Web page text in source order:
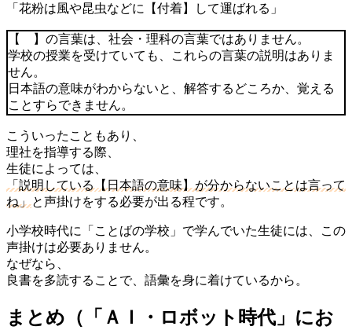
「花粉は風や昆虫などに【付着】して運ばれる」
【 】の言葉は、社会・理科の言葉ではありません。
学校の授業を受けていても、これらの言葉の説明はありま
せん。
日本語の意味がわからないと、解答するどころか、覚える
ことすらできません。
こういったこともあり、
理社を指導する際、
生徒によっては、
「説明している【日本語の意味】が分からないことは言って
ね」と声掛けをする必要が出る程です。
小学校時代に「ことばの学校」で学んでいた生徒には、この
声掛けは必要ありません。
なぜなら、
良書を多読することで、語彙を身に着けているから。
まとめ（「ＡＩ・ロボット時代」にお